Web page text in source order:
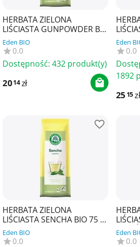
HERBATA ZIELONA
LIŚCIASTA GUNPOWDER BIO
100 g - LEBENSBAUM
Eden BIO
0.0
Dostępność: 432 produkt(y)
2014zł
75 g -
Eden
0.0
1892
25 15zł
HERBATA ZIELONA
LIŚCIASTA SENCHA BIO 75 g
- LEBENSBAUM
Eden BIO
0.0
Eden
0.0